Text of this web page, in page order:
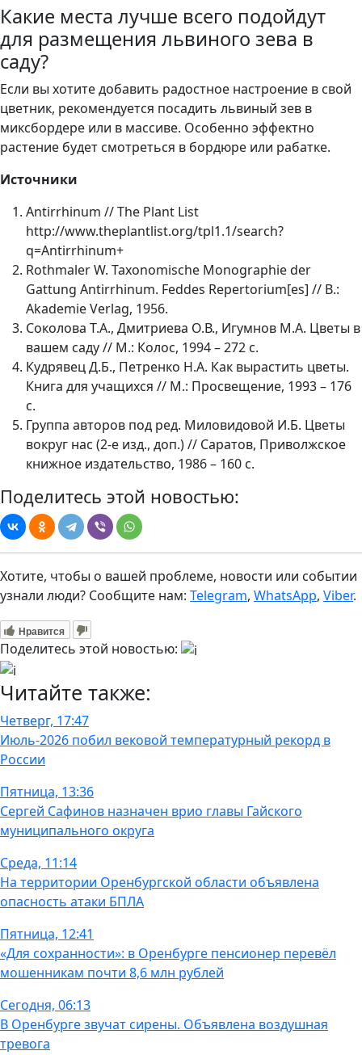
Какие места лучше всего подойдут
для размещения львиного зева в
саду?
Если вы хотите добавить радостное настроение в свой
цветник, рекомендуется посадить львиный зев в
миксбордере или в массиве. Особенно эффектно
растение будет смотреться в бордюре или рабатке.
Источники
Antirrhinum // The Plant List
http://www.theplantlist.org/tpl1.1/search?
q=Antirrhinum+
Rothmaler W. Taxonomische Monographie der
Gattung Antirrhinum. Feddes Repertorium[es] // B.:
Akademie Verlag, 1956.
Соколова Т.А., Дмитриева О.В., Игумнов М.А. Цветы в
вашем саду // М.: Колос, 1994 – 272 с.
Кудрявец Д.Б., Петренко Н.А. Как вырастить цветы.
Книга для учащихся // М.: Просвещение, 1993 – 176
с.
Группа авторов под ред. Миловидовой И.Б. Цветы
вокруг нас (2-е изд., доп.) // Саратов, Приволжское
книжное издательство, 1986 – 160 с.
Поделитесь этой новостью:
Хотите, чтобы о вашей проблеме, новости или событии
узнали люди? Сообщите нам: Telegram, WhatsApp, Viber.
Нравится
Поделитесь этой новостью:
Читайте также:
Четверг, 17:47
Июль-2026 побил вековой температурный рекорд в
России
Пятница, 13:36
Сергей Сафинов назначен врио главы Гайского
муниципального округа
Среда, 11:14
На территории Оренбургской области объявлена
опасность атаки БПЛА
Пятница, 12:41
«Для сохранности»: в Оренбурге пенсионер перевёл
мошенникам почти 8,6 млн рублей
Сегодня, 06:13
В Оренбурге звучат сирены. Объявлена воздушная
тревога